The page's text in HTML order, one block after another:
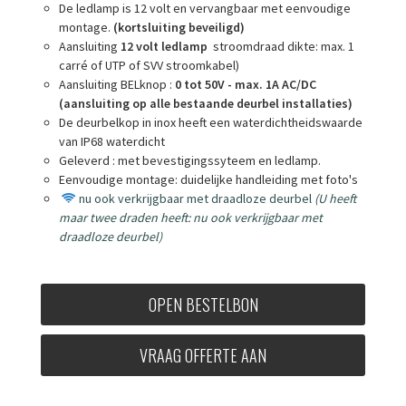
De ledlamp is 12 volt en vervangbaar met eenvoudige
montage. (kortsluiting beveiligd)
Aansluiting 12 volt ledlamp stroomdraad dikte: max. 1
carré of UTP of SVV stroomkabel)
Aansluiting BELknop : 0 tot 50V - max. 1A AC/DC
(aansluiting op alle bestaande deurbel installaties)
De deurbelkop in inox heeft een waterdichtheidswaarde
van IP68 waterdicht
Geleverd : met bevestigingssyteem en ledlamp.
Eenvoudige montage: duidelijke handleiding met foto's
nu ook verkrijgbaar met draadloze deurbel (U heeft
maar twee draden heeft: nu ook verkrijgbaar met
draadloze deurbel)
OPEN BESTELBON
VRAAG OFFERTE AAN